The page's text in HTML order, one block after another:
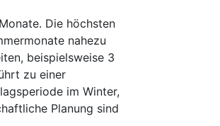
Die höchsten
nahezu
beispielsweise 3
zu einer
im Winter,
Planung sind